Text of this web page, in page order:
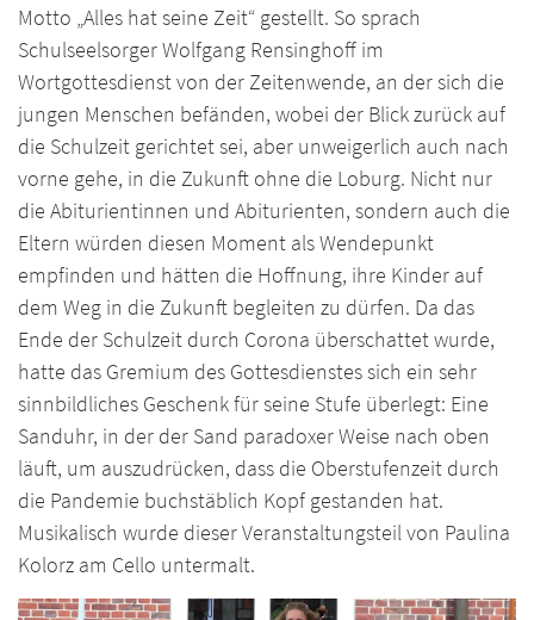
Motto „Alles hat seine Zeit“ gestellt. So sprach
Schulseelsorger Wolfgang Rensinghoff im
Wortgottesdienst von der Zeitenwende, an der sich die
jungen Menschen befänden, wobei der Blick zurück auf
die Schulzeit gerichtet sei, aber unweigerlich auch nach
vorne gehe, in die Zukunft ohne die Loburg. Nicht nur
die Abiturientinnen und Abiturienten, sondern auch die
Eltern würden diesen Moment als Wendepunkt
empfinden und hätten die Hoffnung, ihre Kinder auf
dem Weg in die Zukunft begleiten zu dürfen. Da das
Ende der Schulzeit durch Corona überschattet wurde,
hatte das Gremium des Gottesdienstes sich ein sehr
sinnbildliches Geschenk für seine Stufe überlegt: Eine
Sanduhr, in der der Sand paradoxer Weise nach oben
läuft, um auszudrücken, dass die Oberstufenzeit durch
die Pandemie buchstäblich Kopf gestanden hat.
Musikalisch wurde dieser Veranstaltungsteil von Paulina
Kolorz am Cello untermalt.